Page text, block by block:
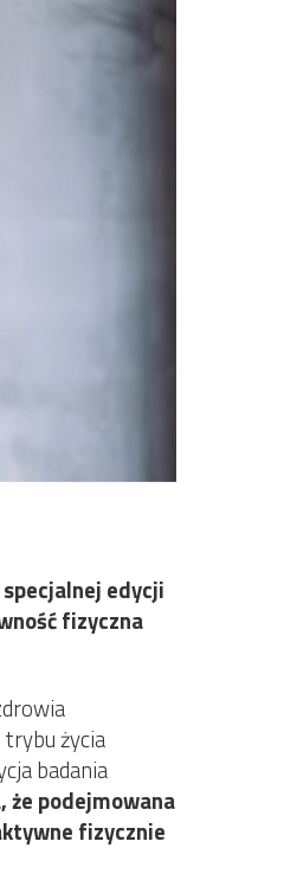
edycji
fizyczna
życia
badania
że podejmowana
fizycznie